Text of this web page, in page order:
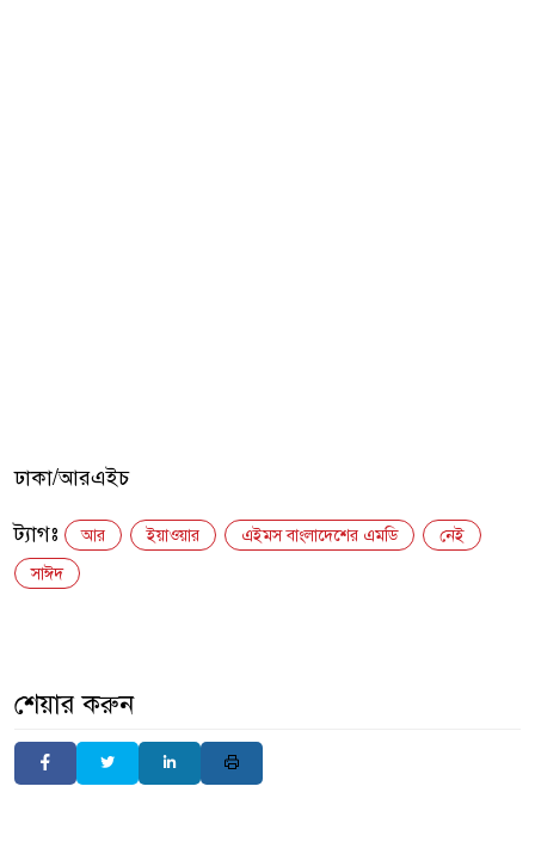
ঢাকা/আরএইচ
ট্যাগঃ আর ইয়াওয়ার এইমস বাংলাদেশের এমডি
নেই
সাঈদ
শেয়ার করুন